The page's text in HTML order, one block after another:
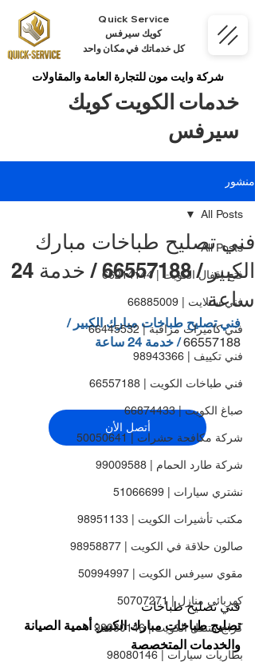
Quick Service
كويك سيرفس
كل خدماتك في مكان واحد
شركة وايت مون للتجارة العامة والمقاولات
خدمات الكويت كويك
سيرفس
منشور
All Posts
فتح اقفال الكويت | 66214144
فني ستلايت | 66885009
فني كاميرات مراقبة | 66445532
فني تكييف | 98943366
فني طباخات الكويت | 66557188
صباغ الكويت | 66874433
شركة مكافحة حشرات | 50050641
شركة طارد الحمام | 99009588
نشتري سيارات | 51066699
مكتب تأشيرات الكويت | 98951133
صالون حلاقة في الكويت | 98958877
مقوي سيرفس الكويت | 50994997
كهربائي منازل | 50707271
كراج متنقل الكويت | 98080146
بطاريات سيارات | 98080146
All Posts
فني تصليح طباخات مبارك
الكبير / 66557188 / خدمة 24
ساعة
فني تصليح طباخات مبارك الكبير /
66557188 / خدمة 24 ساعة
أتصل الأن
فني تصليح طباخات
تصليح طباخات مبارك الكبير: أهمية الصيانة
والخدمات المتخصصة